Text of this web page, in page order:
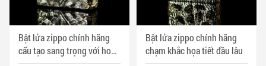
Bật lửa zippo chính hãng
cấu tạo sang trọng với hoa
văn đẹp
Bật lửa zippo chính hãng
chạm khắc họa tiết đầu lâu